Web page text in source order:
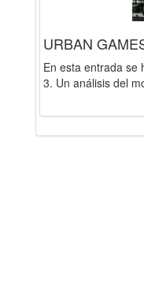
URBAN
En esta entrada se
3. Un análisis del